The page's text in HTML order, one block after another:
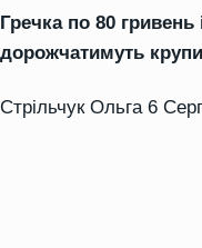
Гречка по 80
дорожчатимуть крупи
Стрільчук Ольга 6